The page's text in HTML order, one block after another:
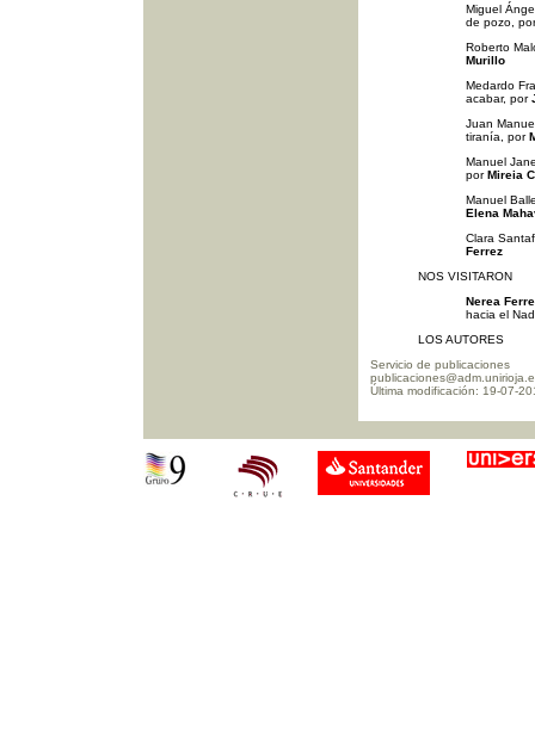
Miguel
de pozo,
Roberto
Murillo
Medardo
acabar, por
Juan
tiranía, por
Manuel
porMireia
Manuel
Elena
Clara
Ferrez
NOS VISITARON
Nerea
hacia el
LOS AUTORES
Servicio de publicaciones
Última modificación: 19-07-